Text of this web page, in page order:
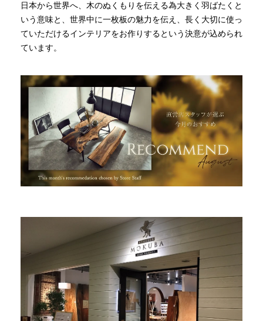
お問い合わせ
日本から世界へ、木のぬくもりを伝える為大きく羽ばたくと
いう意味と、世界中に一枚板の魅力を伝え、長く大切に使っ
ていただけるインテリアをお作りするという決意が込められ
ています。